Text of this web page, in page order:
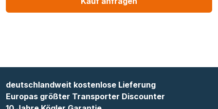
deutschlandweit kostenlose Lieferung
Europas größter Transporter Discounter